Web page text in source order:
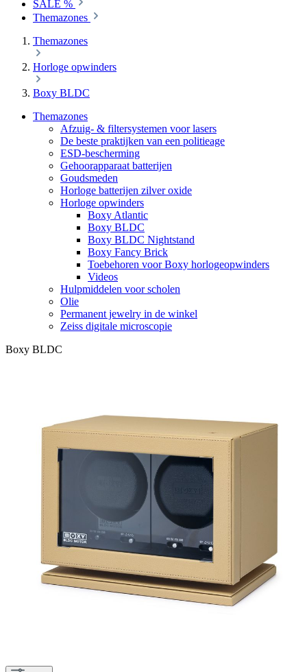
SALE %
Themazones
Themazones
Horloge opwinders
Boxy BLDC
Themazones
Afzuig- & filtersystemen voor lasers
De beste praktijken van een politieage
ESD-bescherming
Gehoorapparaat batterijen
Goudsmeden
Horloge batterijen zilver oxide
Horloge opwinders
Boxy Atlantic
Boxy BLDC
Boxy BLDC Nightstand
Boxy Fancy Brick
Toebehoren voor Boxy horlogeopwinders
Videos
Hulpmiddelen voor scholen
Olie
Permanent jewelry in de winkel
Zeiss digitale microscopie
Boxy BLDC